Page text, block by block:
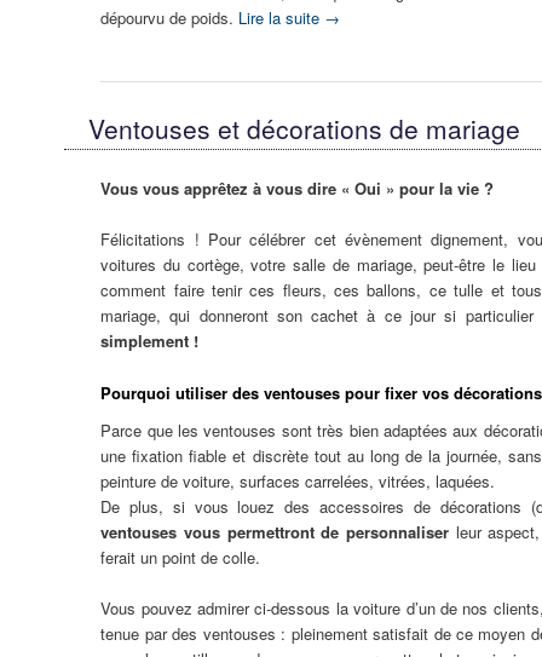
dépourvu de poids. Lire la suite →
Ventouses et décorations de mariage
Vous vous apprêtez à vous dire « Oui » pour la vie ?
Félicitations ! Pour célébrer cet évènement dignement,
voitures du cortège, votre salle de mariage, peut-être le
comment faire tenir ces fleurs, ces ballons, ce tulle et
mariage, qui donneront son cachet à ce jour si
simplement !
Pourquoi utiliser des ventouses pour fixer vos
Parce que les ventouses sont très bien adaptées aux
une fixation fiable et discrète tout au long de la journée,
peinture de voiture, surfaces carrelées, vitrées, laquées.
De plus, si vous louez des accessoires de décorations
ventouses vous permettront de personnaliserleur aspect,
ferait un point de colle.
Vous pouvez admirer ci-dessous la voiture d’un de nos
tenue par des ventouses : pleinement satisfait de ce moyen